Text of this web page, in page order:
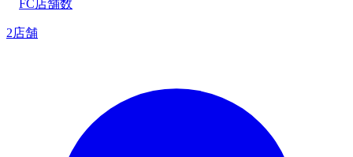
FC店舗数
2店舗